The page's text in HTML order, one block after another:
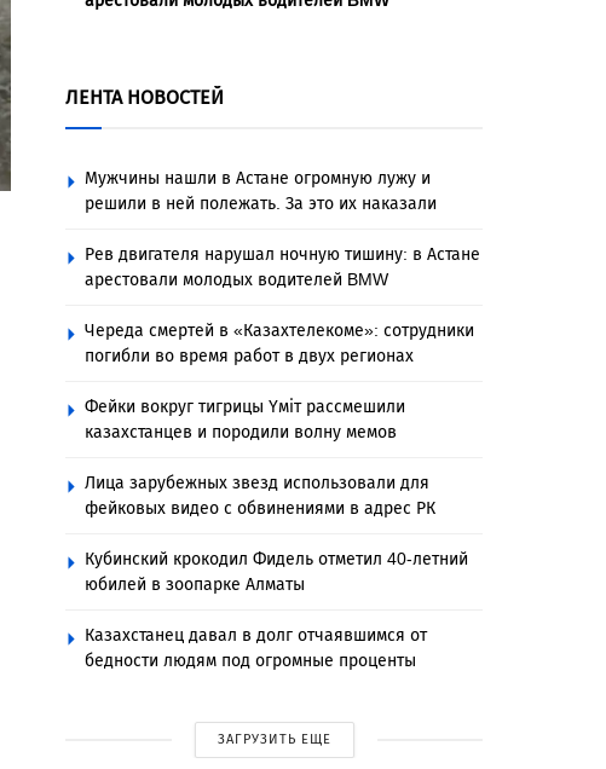
ЛЕНТА НОВОСТЕЙ
Мужчины нашли в Астане огромную лужу и
решили в ней полежать. За это их наказали
Рев двигателя нарушал ночную тишину: в Астане
арестовали молодых водителей BMW
Череда смертей в «Казахтелекоме»: сотрудники
погибли во время работ в двух регионах
Фейки вокруг тигрицы Үміт рассмешили
казахстанцев и породили волну мемов
Лица зарубежных звезд использовали для
фейковых видео с обвинениями в адрес РК
Кубинский крокодил Фидель отметил 40-летний
юбилей в зоопарке Алматы
Казахстанец давал в долг отчаявшимся от
бедности людям под огромные проценты
ЗАГРУЗИТЬ ЕЩЕ